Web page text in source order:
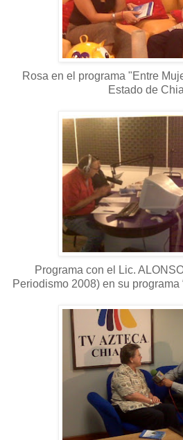
Rosa en el programa "Entre
Estado de
Programa con el Lic.
Periodismo 2008) en su programa